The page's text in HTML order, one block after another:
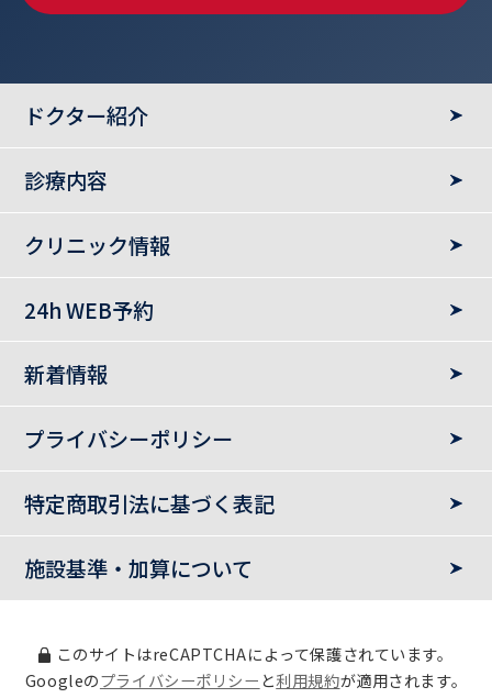
このサイトはreCAPTCHAによって保護されています。
Googleのプライバシーポリシー と利用規約が適用されます。
ドクター紹介
診療内容
クリニック情報
24h WEB予約
新着情報
プライバシーポリシー
特定商取引法に基づく表記
施設基準・加算について